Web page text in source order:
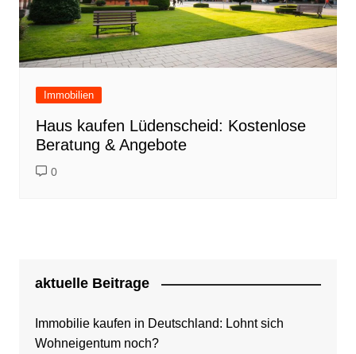
Immobilien
Haus kaufen Lüdenscheid: Kostenlose
Beratung & Angebote
0
aktuelle Beitrage
Immobilie kaufen in Deutschland: Lohnt sich
Wohneigentum noch?